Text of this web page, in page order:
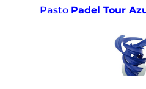
Pasto Padel Tour